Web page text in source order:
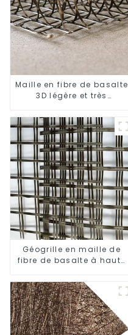
Maille en fibre de basalte
3D légère et très
Géogrille en maille de
fibre de basalte à haute